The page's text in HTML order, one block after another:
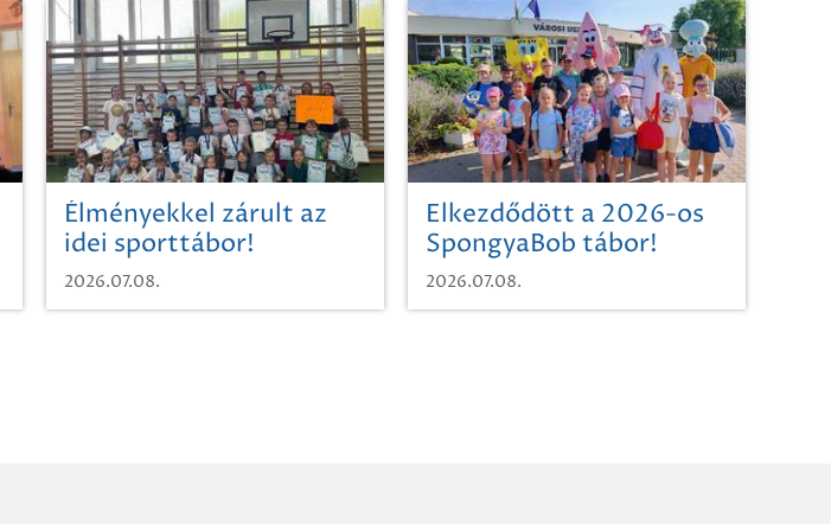
Élményekkel zárult az
idei sporttábor!
2026.07.08.
Elkezdődött a 2026-os
SpongyaBob tábor!
2026.07.08.